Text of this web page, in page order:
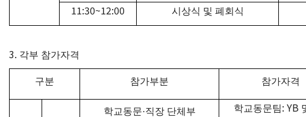
11:30~12:00 시상식 및 폐회식
3. 각부 참가자격
구분 참가부분 참가자격
학교동문·직장 단체부 학교동문팀: YB